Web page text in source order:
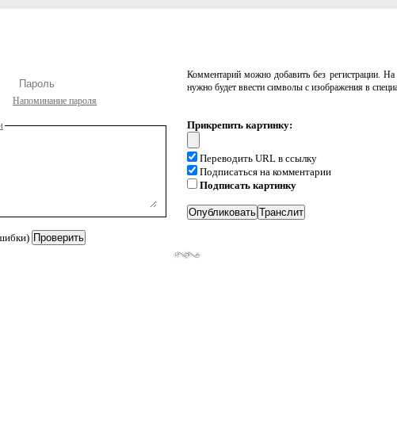
Напоминание пароля
Комментарий можно добавить без регистрации.
нужно будет ввести символы с изображения в
Прикрепить картинку:
Переводить URL в ссылку
Подписаться на комментарии
Подписать картинку